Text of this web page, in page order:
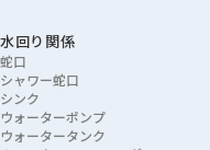
水回り関係
蛇口
シャワー蛇口
シンク
ウォーターポンプ
ウォータータンク